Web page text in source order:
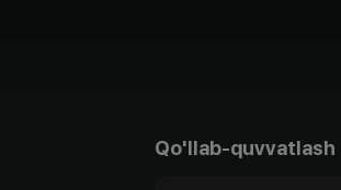
Qo'llab-quvvatlash